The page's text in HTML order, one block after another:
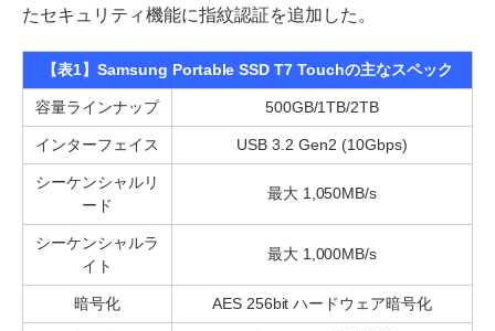
たセキュリティ機能に指紋認証を追加した。
【表1】Samsung Portable SSD T7 Touchの主なスペック
容量ラインナップ 500GB/1TB/2TB
インターフェイス USB 3.2 Gen2 (10Gbps)
シーケンシャルリ
ード
最大 1,050MB/s
シーケンシャルラ
イト
最大 1,000MB/s
暗号化 AES 256bit ハードウェア暗号化